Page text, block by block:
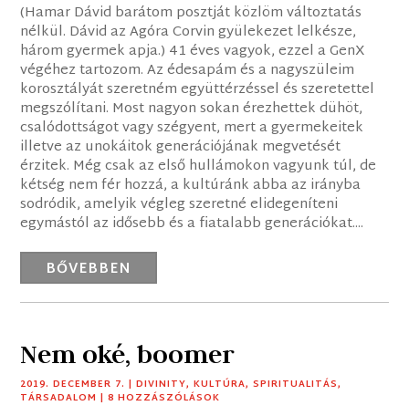
(Hamar Dávid barátom posztját közlöm változtatás
nélkül. Dávid az Agóra Corvin gyülekezet lelkésze,
három gyermek apja.) 41 éves vagyok, ezzel a GenX
végéhez tartozom. Az édesapám és a nagyszüleim
korosztályát szeretném együttérzéssel és szeretettel
megszólítani. Most nagyon sokan érezhettek dühöt,
csalódottságot vagy szégyent, mert a gyermekeitek
illetve az unokáitok generációjának megvetését
érzitek. Még csak az első hullámokon vagyunk túl, de
kétség nem fér hozzá, a kultúránk abba az irányba
sodródik, amelyik végleg szeretné elidegeníteni
egymástól az idősebb és a fiatalabb generációkat....
BŐVEBBEN
Nem oké, boomer
2019. DECEMBER 7. |DIVINITY,KULTÚRA,SPIRITUALITÁS,
TÁRSADALOM | 8 HOZZÁSZÓLÁSOK